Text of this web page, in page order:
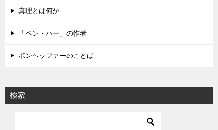
真理とは何か
「ベン・ハー」の作者
ボンヘッファーのことば
検索